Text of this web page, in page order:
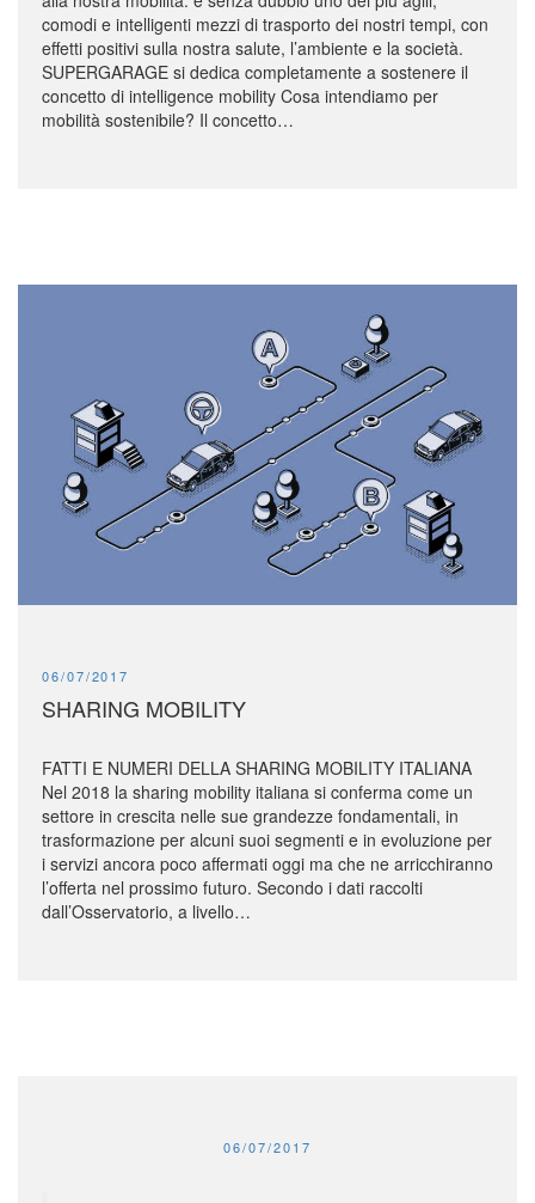
comodi e intelligenti mezzi di trasporto dei nostri tempi, con
effetti positivi sulla nostra salute, l’ambiente e la società.
SUPERGARAGE si dedica completamente a sostenere il
concetto di intelligence mobility Cosa intendiamo per
mobilità sostenibile? Il concetto…
PUBLISHED:
06/07/2017
SHARING MOBILITY
FATTI E NUMERI DELLA SHARING MOBILITY ITALIANA
Nel 2018 la sharing mobility italiana si conferma come un
settore in crescita nelle sue grandezze fondamentali, in
trasformazione per alcuni suoi segmenti e in evoluzione per
i servizi ancora poco affermati oggi ma che ne arricchiranno
l’offerta nel prossimo futuro. Secondo i dati raccolti
dall’Osservatorio, a livello…
PUBLISHED:
06/07/2017